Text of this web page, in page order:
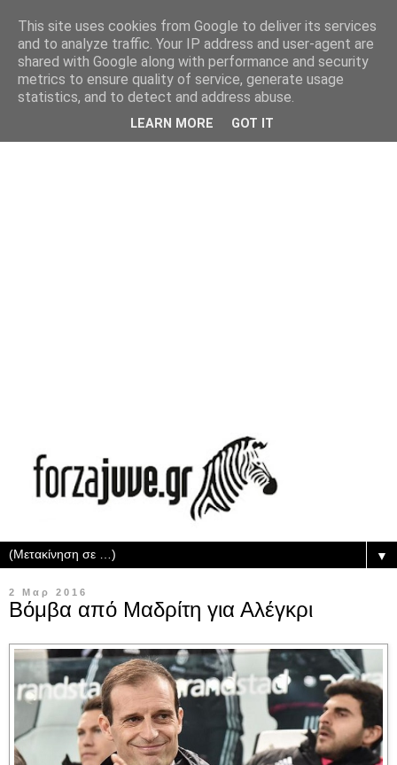
▼
2 Μαρ 2016
Βόμβα από Μαδρίτη για Αλέγκρι
This site uses cookies from Google to deliver its services
and to analyze traffic. Your IP address and user-agent are
shared with Google along with performance and security
metrics to ensure quality of service, generate usage
statistics, and to detect and address abuse.
LEARN MORE GOT IT